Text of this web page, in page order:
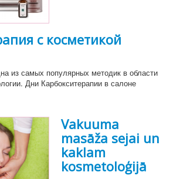
с косметикой
из самых популярных методик в области
Дни Карбокситерапии в салоне
Vakuuma
masāža sejai un
kaklam
kosmetoloģijā